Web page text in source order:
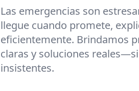
Las emergencias son
llegue cuando promete,
eficientemente. Brindamos
claras y soluciones
insistentes.